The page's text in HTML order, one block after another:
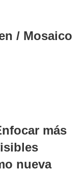
/ Mosaico
más
nueva